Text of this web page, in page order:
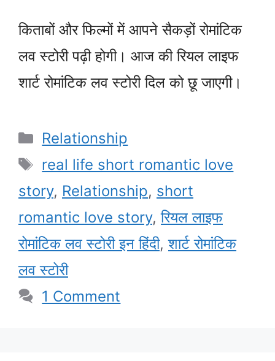
किताबों और फिल्मों में आपने सैकड़ों रोमांटिक
लव स्टोरी पढ़ी होगी। आज की रियल लाइफ
शार्ट रोमांटिक लव स्टोरी दिल को छू जाएगी।
Categories
Relationship
Tags
real life short romantic love
story, Relationship, short
romantic love story,रियल लाइफ
रोमांटिक लव स्टोरी इन हिंदी,शार्ट रोमांटिक
लव स्टोरी
1 Comment